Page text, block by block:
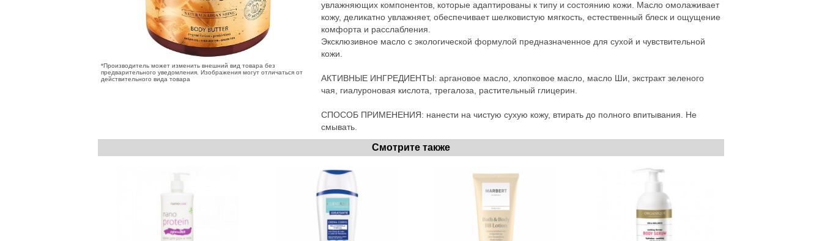
*Производитель может изменить внешний вид товара без
предварительного уведомления. Изображения могут отличаться от
действительного вида товара
увлажняющих компонентов, которые адаптированы к типу и состоянию кожи. Масло омолаживает
кожу, деликатно увлажняет, обеспечивает шелковистую мягкость, естественный блеск и ощущение
комфорта и расслабления.
Эксклюзивное масло с экологической формулой предназначенное для сухой и чувствительной
кожи.
АКТИВНЫЕ ИНГРЕДИЕНТЫ: аргановое масло, хлопковое масло, масло Ши, экстракт зеленого
чая, гиалуроновая кислота, трегалоза, растительный глицерин.
СПОСОБ ПРИМЕНЕНИЯ: нанести на чистую сухую кожу, втирать до полного впитывания. Не
смывать.
Смотрите также